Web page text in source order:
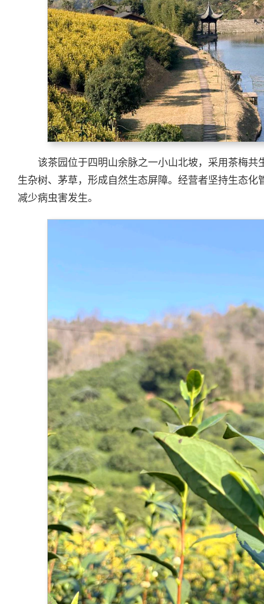
该茶园位于四明山余脉之一小山北坡，采用茶梅
生杂树、茅草，形成自然生态屏障。经营者坚持生态
减少病虫害发生。